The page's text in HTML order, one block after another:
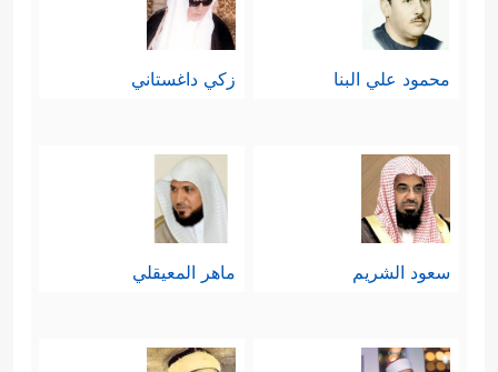
- أنّ وجودهم كان مِن لا شيء، وإنّما هو
محض الصدفة والعبث، وهذا ما يُنكِرُهُ
بالبداهة والفطرة؛ إذ وجود الشيء من لا
شيء محال.
- أو أنّهم هم الذين خلَقوا أنفسهم فهم
جديد أو لا، وهذا لا يقول به المشركون
محمود علي البنا زكي داغستاني
سعود الشريم ماهر المعيقلي